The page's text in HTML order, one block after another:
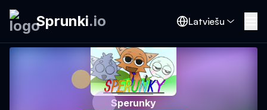
Sprunki.io Latviešu
Sperunky